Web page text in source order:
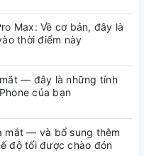
Max: Về cơ bản, đây là
thời điểm này
— đây là những tính
của bạn
mắt — và bổ sung thêm
độ tối được chào đón